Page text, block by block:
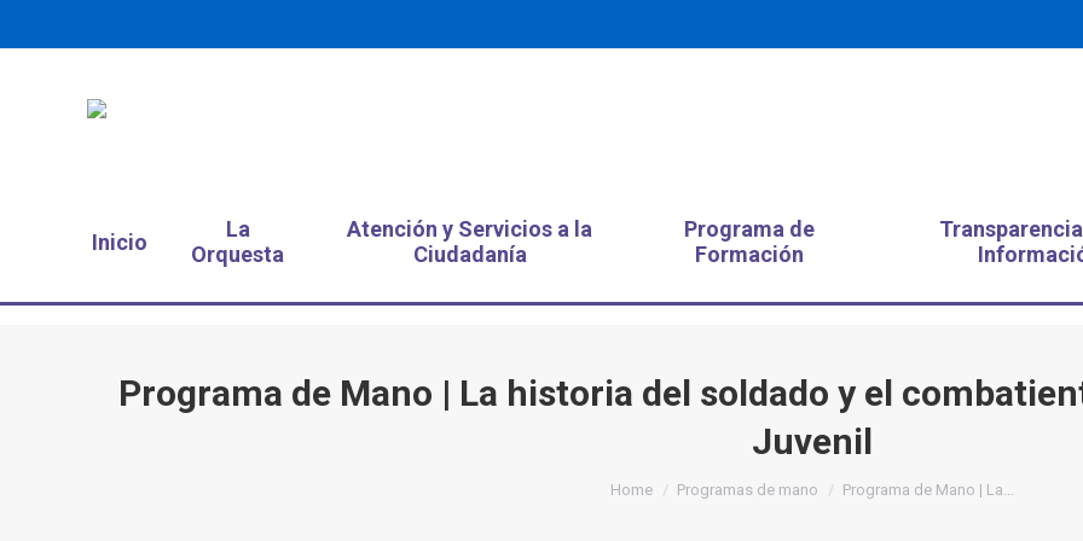
Inicio
La
Orquesta
Atención y Servicios a la
Ciudadanía
Programa de
Formación
Programa de Mano | La historia del soldado y el
Juvenil
You are here:
Home Programas de mano Programa de Mano | La…